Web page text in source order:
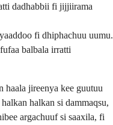
dadhabbii fi jijjiirama
fi dhiphachuu uumu.
balbala irratti
haala jireenya kee guutuu
halkan si dammaqsu,
argachuuf si saaxila, fi